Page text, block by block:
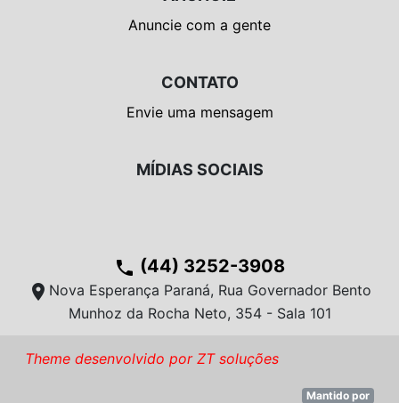
Anuncie com a gente
CONTATO
Envie uma mensagem
MÍDIAS SOCIAIS
phone (44) 3252-3908
location_on Nova Esperança Paraná, Rua Governador Bento
Munhoz da Rocha Neto, 354 - Sala 101
Theme desenvolvido por ZT soluções
Mantido por